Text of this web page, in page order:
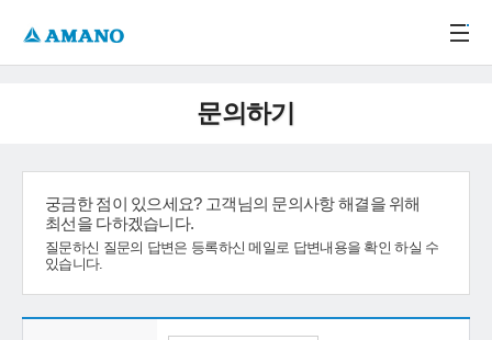
문의하기
궁금한 점이 있으세요? 고객님의 문의사항 해결을 위해
최선을 다하겠습니다.
질문하신 질문의 답변은 등록하신 메일로 답변내용을 확인 하실 수
있습니다.